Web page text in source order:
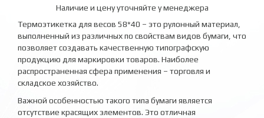
Наличие и цену уточняйте у менеджера
Термоэтикетка для весов 58*40 – это рулонный материал,
выполненный из различных по свойствам видов бумаги, что
позволяет создавать качественную типографскую
продукцию для маркировки товаров. Наиболее
распространенная сфера применения – торговля и
складское хозяйство.
Важной особенностью такого типа бумаги является
отсутствие красящих элементов. Это отличная